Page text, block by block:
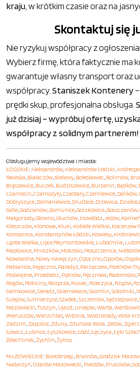
kraju, w krótkim czasie oraz na
Skontaktuj się
Nie ryzykuj współpracy z
Wybierz firmę, która faktycznie ma
gwarantuje własny transport oraz
współpracy.Staniszek Kontenery
prędki skup, profesjonalna obsługa.
już dzisiaj – wypróbuj ofertę,
współpracy z solidnym partnerem!
Obsługujemy województwa i miasta:
ŁÓDZKIE:Aleksandrów,Aleksandrów Łódzki,
Rawska, Białaczów, Bielawy, Bolesławiec, Bolimów,
Brąszewice, Buczek, Budziszewice, Burzenin, Będków,
Czarnocin,Czarnożyły,Czastary,Czerniewice, Dalików,
Dobryszyce, Domaniewice, Drużbice, Drzewica,
Gidle,Godzianów,Gomunice,Gorzkowice,Goszczanów,
Małgorzaty,Głowno,Głuchów, Inowłódz,Jeżów,
Kleszczów, Klonowa, Kluki, Kobiele Wielkie, Kocierzew
Konopnica, Konstantynów Łódzki, Kowiesy,
Lgota Wielka, Lipce Reymontowskie, Lubochnia,
Masłowice, Mniszków, Mokrsko, Moszczenica,
Nowosolna, Nowy Kawęczyn,Opoczno,Oporów,
Pabianice, Pajęczno, Paradyż, Parzęczew, Piotrków
Poświętne, Przedbórz, Pątnów, Pęczniew, Radomsko,
Rogów, Rokiciny, Rozprza, Rusiec, Rzeczyca, Rzgów,
Siemkowice,Sieradz,Skierniewice,Skomlin,Sokolniki,
Sulejów,Sulmierzyce,Szadek,Szczerców,Sędziejowice,
Mazowiecki,Tuszyn, Ujazd, Uniejów,Warta,
Wieruszów,Wierzchlas,Witonia,Wodzierady,Wola
Zadzim, Zapolice, Zduny, Zduńska Wola, Zelów, Zgierz
Łowicz,Łubnice,Łyszkowice,Łódź,Łęczyca,Łęki
Żelechlinek,Żychlin,Żytno.
MAZOWIECKIE: Białobrzegi, Brwinów,Grodzisk
Nadarzyn,Ożarów Mazowiecki, Piastów, Pruszków,